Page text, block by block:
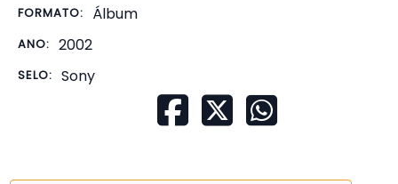
FORMATO: Álbum
ANO: 2002
SELO: Sony